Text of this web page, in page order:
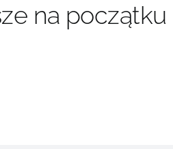
na początku